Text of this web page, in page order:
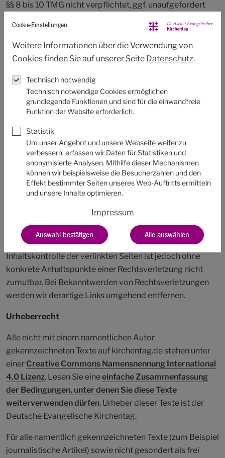
§§ 8 bis 10 TMG nicht verpflichtet, ggf. unaufgefordert
überprüfen. Verpflichtungen zur Entfernung oder
Sperrung der Nutzung von Informationen bleiben hiervon
unberührt. Eine entsprechende Haftung ist jedoch erst ab
Rechtsverletzung möglich. Wir werden dann diese Inhalte
umgehend entfernen.
Unser Angebot enthält auch Links zu externen Webseiten
Dritter, auf deren Inhalte wir keinen Einfluss haben.
Deshalb können wir für diese fremden Inhalte auch keine
Gewähr übernehmen. Für die Inhalte der verlinkten Seiten
zeichnet stets der jeweilige Anbieter oder Betreiber der
wurden die verlinkten Seiten auf mögliche
Rechtsverstöße überprüft; rechtswidrige Inhalte waren
zu diesem Zeitpunkt nicht erkennbar. Eine ständige
Inhaltskontrolle der verlinkten Seiten ist jedoch ohne
konkrete Anhaltspunkte einer Rechtsverletzung nicht
zumutbar. Bei Bekanntwerden von Rechtsverletzungen
werden wir derartige Links umgehend entfernen.
Urheberrecht
Alle nicht mit einem namentlichen Autor
gekennzeichneten Texte auf kirchentag.de stehen unter
einer Creative Commons Namensnennung International
4.0 Lizenz. Lesen Sie eineeinfache Zusammenfassung
der Bedingungen, unter denen Sie diese Texte
weiterverwenden dürfen. Urheber dieser Texte ist der
Deutsche Evangelische Kirchentag.
Für alle namentlich gekennzeichneten Texte (zum Beispiel
journalistische Artikel) sowie nicht gesondert als frei
Cookie-Einstellungen
Weitere Informationen über die Verwendung von
Cookies finden Sie auf unserer Seite Datenschutz.
Technisch notwendig
Technisch notwendige Cookies ermöglichen
grundlegende Funktionen und sind für die einwandfreie
Funktion der Website erforderlich.
Statistik
Um unser Angebot und unsere Webseite weiter zu
verbessern, erfassen wir Daten für Statistiken und
anonymisierte Analysen. Mithilfe dieser Mechanismen
können wir beispielsweise die Besucherzahlen und den
Effekt bestimmter Seiten unseres Web-Auftritts ermitteln
und unsere Inhalte optimieren.
Impressum
Auswahl bestätigen Alle auswählen